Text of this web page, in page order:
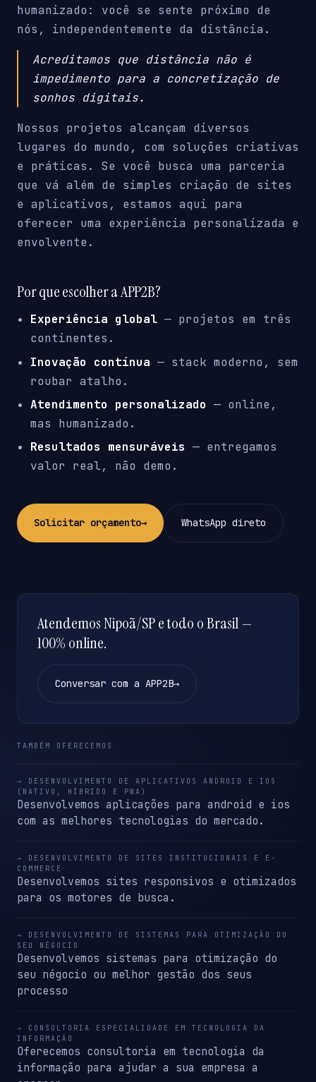
humanizado: você se sente próximo de
nós, independentemente da distância.
Acreditamos que distância não é
impedimento para a concretização de
sonhos digitais.
Nossos projetos alcançam diversos
lugares do mundo, com soluções criativas
e práticas. Se você busca uma parceria
que vá além de simples criação de sites
e aplicativos, estamos aqui para
oferecer uma experiência personalizada e
envolvente.
Por que escolher a APP2B?
Experiência global — projetos em três
continentes.
Inovação contínua — stack moderno, sem
roubar atalho.
Atendimento personalizado — online,
mas humanizado.
Resultados mensuráveis — entregamos
valor real, não demo.
Solicitar orçamento→ WhatsApp direto
Atendemos Nipoã/SP e todo o Brasil —
100% online.
Conversar com a APP2B→
TAMBÉM OFERECEMOS
→ DESENVOLVIMENTO DE APLICATIVOS ANDROID E IOS
(NATIVO, HÍBRIDO E PWA)
Desenvolvemos aplicações para android e ios
com as melhores tecnologias do mercado.
→ DESENVOLVIMENTO DE SITES INSTITUCIONAIS E E-
COMMERCE
Desenvolvemos sites responsivos e otimizados
para os motores de busca.
→ DESENVOLVIMENTO DE SISTEMAS PARA OTIMIZAÇÃO DO
SEU NÉGOCIO
Desenvolvemos sistemas para otimização do
seu négocio ou melhor gestão dos seus
processo
→ CONSULTORIA ESPECIALIDADE EM TECNOLOGIA DA
INFORMAÇÃO
Oferecemos consultoria em tecnologia da
informação para ajudar a sua empresa a